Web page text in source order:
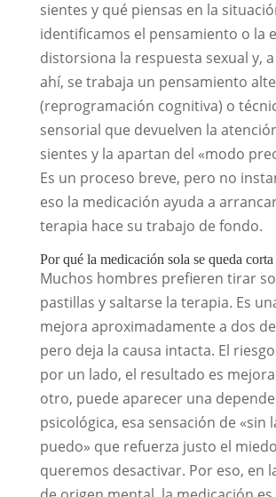
sientes y qué piensas en la
identificamos el pensamiento o la
distorsiona la respuesta sexual y,
ahí, se trabaja un pensamiento
(reprogramación cognitiva) o
sensorial que devuelven la
sientes y la apartan del «modo
Es un proceso breve, pero no
eso la medicación ayuda a
terapia hace su trabajo de fondo.
Por qué la medicación sola se queda corta
Muchos hombres prefieren tirar
pastillas y saltarse la terapia. Es
mejora aproximadamente a dos
pero deja la causa intacta. El
por un lado, el resultado es
otro, puede aparecer una
psicológica, esa sensación de «sin
puedo» que refuerza justo el
queremos desactivar. Por eso, en